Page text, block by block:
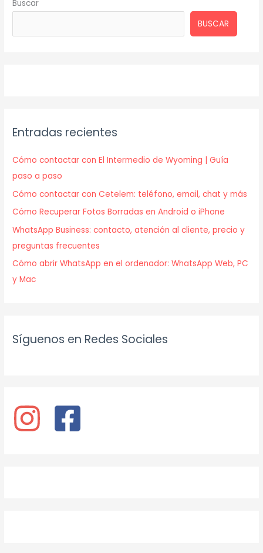
Buscar
BUSCAR
Entradas recientes
Cómo contactar con El Intermedio de Wyoming | Guía
paso a paso
Cómo contactar con Cetelem: teléfono, email, chat y más
Cómo Recuperar Fotos Borradas en Android o iPhone
WhatsApp Business: contacto, atención al cliente, precio y
preguntas frecuentes
Cómo abrir WhatsApp en el ordenador: WhatsApp Web, PC
y Mac
Síguenos en Redes Sociales